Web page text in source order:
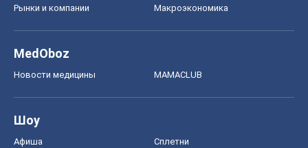
Рынки и компании Mакроэкономика
MedOboz
Новости медицины MAMACLUB
Шоу
Афиша Сплетни